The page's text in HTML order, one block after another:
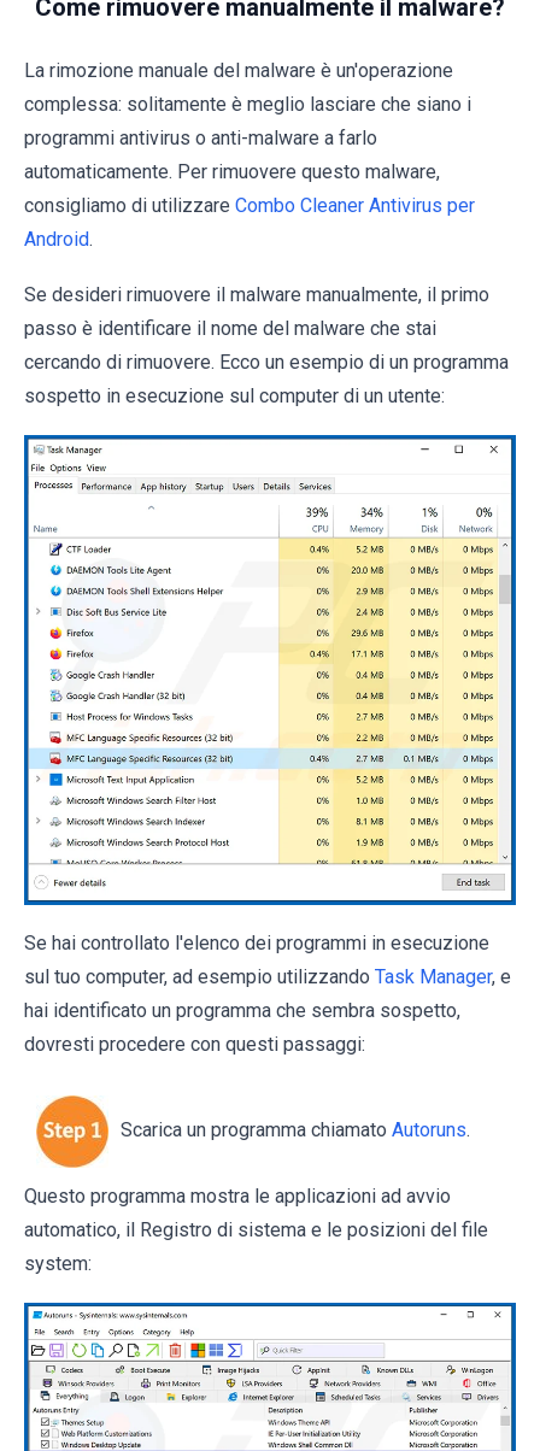
Come rimuovere manualmente il malware?
La rimozione manuale del malware è un'operazione
complessa: solitamente è meglio lasciare che siano i
programmi antivirus o anti-malware a farlo
automaticamente. Per rimuovere questo malware,
consigliamo di utilizzare Combo Cleaner Antivirus per
Android.
Se desideri rimuovere il malware manualmente, il primo
passo è identificare il nome del malware che stai
cercando di rimuovere. Ecco un esempio di un programma
sospetto in esecuzione sul computer di un utente:
Se hai controllato l'elenco dei programmi in esecuzione
sul tuo computer, ad esempio utilizzando Task Manager, e
hai identificato un programma che sembra sospetto,
dovresti procedere con questi passaggi:
Scarica un programma chiamato Autoruns.
Questo programma mostra le applicazioni ad avvio
automatico, il Registro di sistema e le posizioni del file
system: